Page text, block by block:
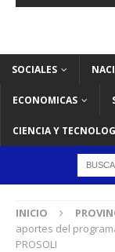
SOCIALES
ECONOMICAS
CIENCIA Y
INICIO
aportes del
PROSOLI